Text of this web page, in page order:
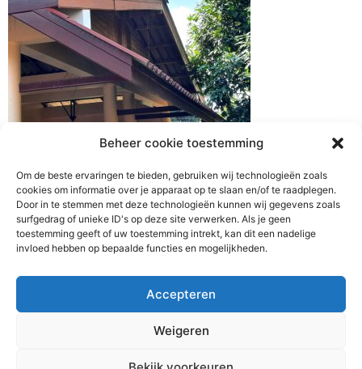
Beheer cookie toestemming
Om de beste ervaringen te bieden, gebruiken wij technologieën zoals
cookies om informatie over je apparaat op te slaan en/of te raadplegen.
Door in te stemmen met deze technologieën kunnen wij gegevens zoals
surfgedrag of unieke ID's op deze site verwerken. Als je geen
toestemming geeft of uw toestemming intrekt, kan dit een nadelige
invloed hebben op bepaalde functies en mogelijkheden.
Accepteren
Weigeren